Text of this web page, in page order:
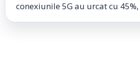
conexiunile 5G au urcat cu